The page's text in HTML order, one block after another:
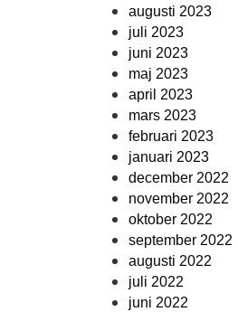
augusti 2023
juli 2023
juni 2023
maj 2023
april 2023
mars 2023
februari 2023
januari 2023
december 2022
november 2022
oktober 2022
september 2022
augusti 2022
juli 2022
juni 2022